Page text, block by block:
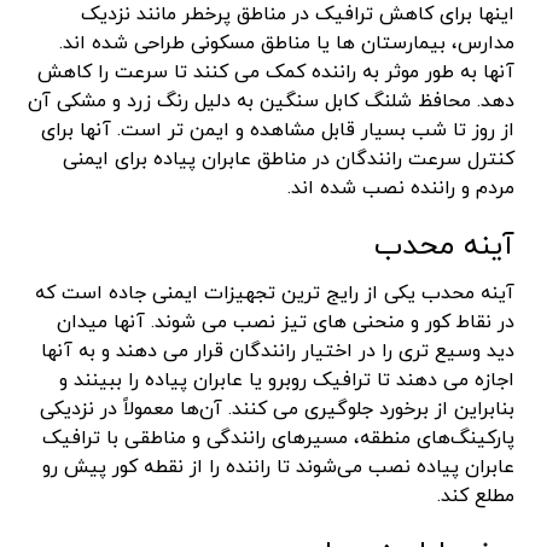
اینها برای کاهش ترافیک در مناطق پرخطر مانند نزدیک
مدارس، بیمارستان ها یا مناطق مسکونی طراحی شده اند.
آنها به طور موثر به راننده کمک می کنند تا سرعت را کاهش
دهد. محافظ شلنگ کابل سنگین به دلیل رنگ زرد و مشکی آن
از روز تا شب بسیار قابل مشاهده و ایمن تر است. آنها برای
کنترل سرعت رانندگان در مناطق عابران پیاده برای ایمنی
مردم و راننده نصب شده اند.
آینه محدب
آینه محدب یکی از رایج ترین تجهیزات ایمنی جاده است که
در نقاط کور و منحنی های تیز نصب می شوند. آنها میدان
دید وسیع تری را در اختیار رانندگان قرار می دهند و به آنها
اجازه می دهند تا ترافیک روبرو یا عابران پیاده را ببینند و
بنابراین از برخورد جلوگیری می کنند. آن‌ها معمولاً در نزدیکی
پارکینگ‌های منطقه، مسیرهای رانندگی و مناطقی با ترافیک
عابران پیاده نصب می‌شوند تا راننده را از نقطه کور پیش رو
مطلع کند.